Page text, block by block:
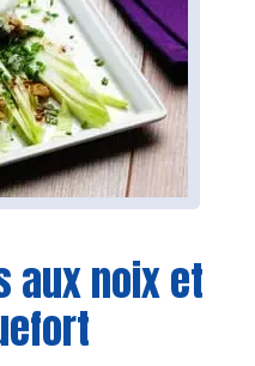
aux noix et